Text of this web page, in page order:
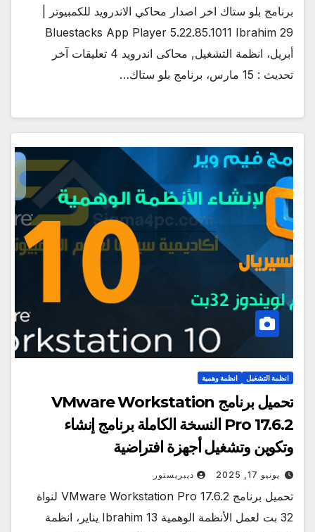
برنامج بلو ستاك اخر اصدار محاكي الاندرويد للكمبيوتر |
Bluestacks App Player 5.22.85.1011 Ibrahim 29
أبريل، انظمة التشغيل, محاكى اندرويد 4 تعليقات آخر
تحديث : 15 مارس، برنامج بلو ستاك…
انظمة التشغيل انظمة وهمية
تحميل برنامج VMware Workstation
Pro 17.6.2 النسخة الكاملة برنامج إنشاء
وتكوين وتشغيل أجهزة افتراضية
يونيو 17, 2025 ديبريستور
تحميل برنامج VMware Workstation Pro 17.6.2 لنواة
32 بت لعمل الأنظمة الوهمية Ibrahim 13 يناير، انظمة